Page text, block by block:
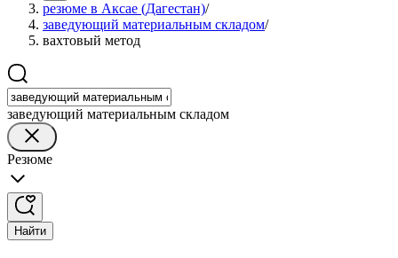
резюме в Аксае (Дагестан)/
заведующий материальным складом/
вахтовый метод
заведующий материальным складом
Резюме
Найти